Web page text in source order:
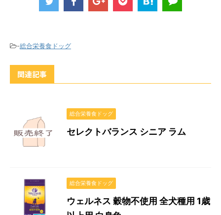
-総合栄養食ドッグ
関連記事
総合栄養食ドッグ
セレクトバランス シニア ラム
総合栄養食ドッグ
ウェルネス 穀物不使用 全犬種用 1歳